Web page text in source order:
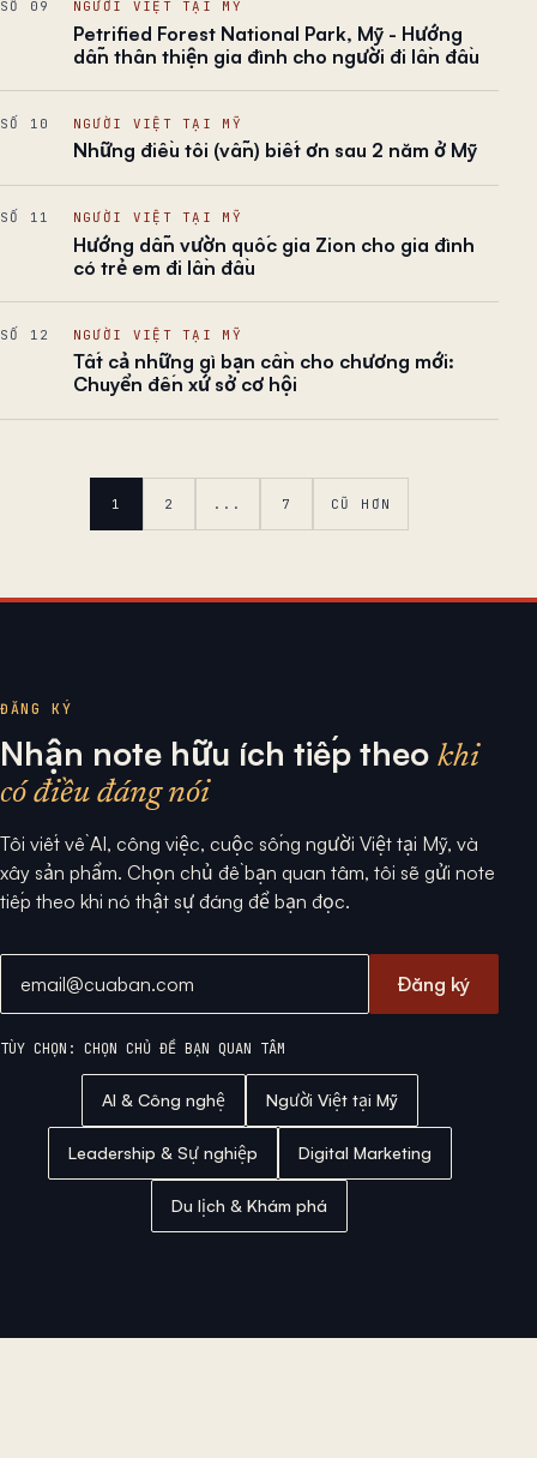
SỐ 09 NGƯỜI VIỆT TẠI MỸ
Petrified Forest National Park, Mỹ - Hướng
dẫn thân thiện gia đình cho người đi lần đầu
SỐ 10 NGƯỜI VIỆT TẠI MỸ
Những điều tôi (vẫn) biết ơn sau 2 năm ở Mỹ
SỐ 11 NGƯỜI VIỆT TẠI MỸ
Hướng dẫn vườn quốc gia Zion cho gia đình
có trẻ em đi lần đầu
SỐ 12 NGƯỜI VIỆT TẠI MỸ
Tất cả những gì bạn cần cho chương mới:
Chuyển đến xứ sở cơ hội
1 2 ... 7 CŨ HƠN
ĐĂNG KÝ
Nhận note hữu ích tiếp theo khi
có điều đáng nói
Tôi viết về AI, công việc, cuộc sống người Việt tại Mỹ, và
xây sản phẩm. Chọn chủ đề bạn quan tâm, tôi sẽ gửi note
tiếp theo khi nó thật sự đáng để bạn đọc.
Đăng ký
TÙY CHỌN: CHỌN CHỦ ĐỀ BẠN QUAN TÂM
AI & Công nghệ Người Việt tại Mỹ
Leadership & Sự nghiệp Digital Marketing
Du lịch & Khám phá